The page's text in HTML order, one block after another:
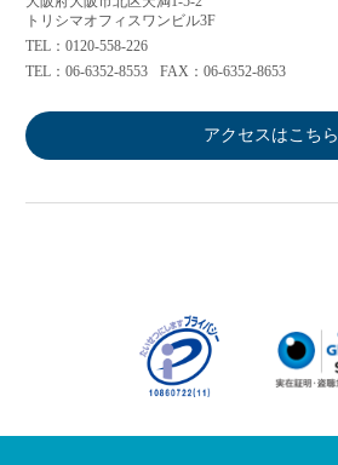
トリシマオフィスワンビル3F
TEL：0120-558-226
TEL：06-6352-8553
FAX：06-6352-8653
アクセスはこちら